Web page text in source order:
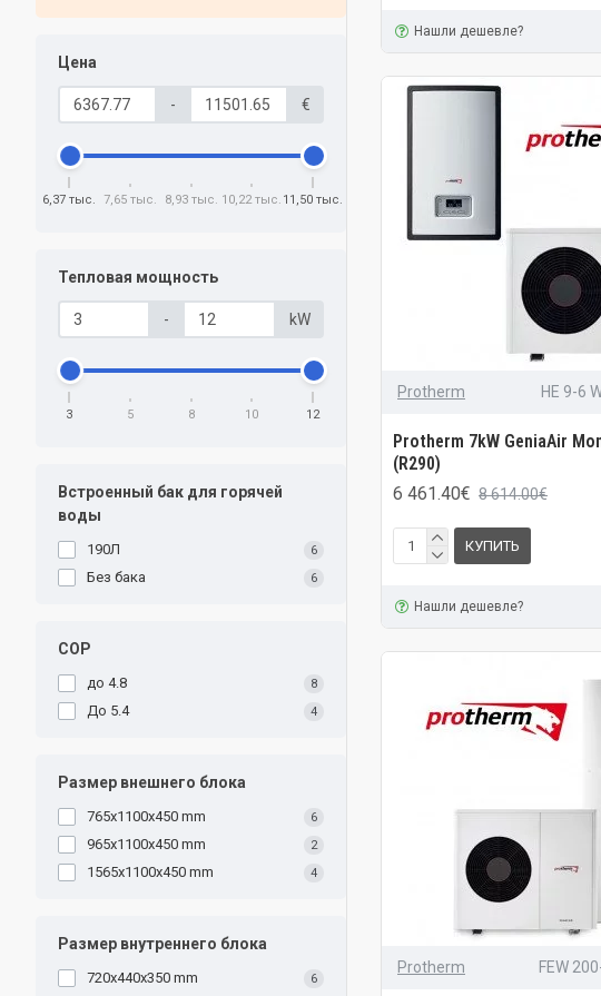
Цена
- €
6,37 тыс. 7,65 тыс. 8,93 тыс. 10,22 тыс. 11,50 тыс.
Тепловая мощность
- kW
3 5 8 10 12
Встроенный бак для горячей
воды
190Л 6
Без бака 6
COP
до 4.8 8
До 5.4 4
Размер внешнего блока
765x1100x450 mm 6
965x1100x450 mm 2
1565x1100x450 mm 4
Размер внутреннего блока
720x440x350 mm 6
Нашли дешевле?
Protherm HE 9-6
Protherm 7kW GeniaAir
(R290)
6 461.40€ 8 614.00€
КУПИТЬ
Нашли дешевле?
Protherm FEW